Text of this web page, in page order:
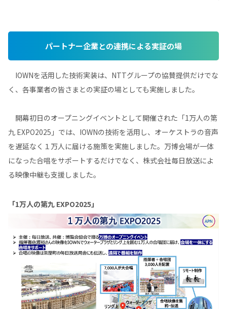
パートナー企業との連携による実証の場
IOWNを活用した技術実装は、NTTグループの協賛提供だけでな
く、各事業者の皆さまとの実証の場としても実施しました。
開幕初日のオープニングイベントとして開催された「1万人の第
九 EXPO2025」では、IOWNの技術を活用し、オーケストラの音声
を遅延なく１万人に届ける施策を実施しました。万博会場が一体
になった合唱をサポートするだけでなく、株式会社毎日放送によ
る映像中継も支援しました。
「1万人の第九 EXPO2025」